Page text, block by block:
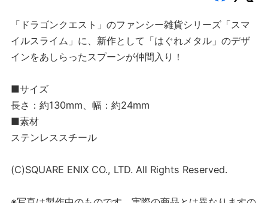
「ドラゴンクエスト」のファンシー雑貨シリーズ「スマ
イルスライム」に、新作として「はぐれメタル」のデザ
インをあしらったスプーンが仲間入り！
■サイズ
長さ：約130mm、幅：約24mm
■素材
ステンレススチール
(C)SQUARE ENIX CO., LTD. All Rights Reserved.